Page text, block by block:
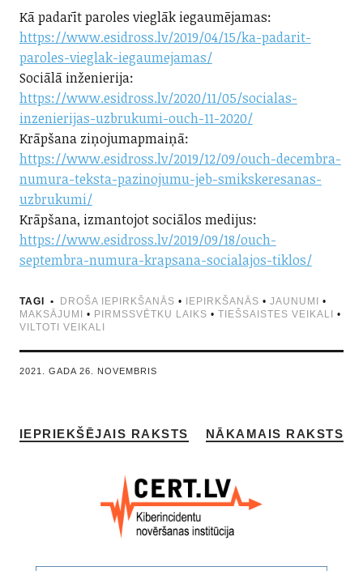
Kā padarīt paroles vieglāk iegaumējamas:
https://www.esidross.lv/2019/04/15/ka-padarit-
paroles-vieglak-iegaumejamas/
Sociālā inženierija:
https://www.esidross.lv/2020/11/05/socialas-
inzenierijas-uzbrukumi-ouch-11-2020/
Krāpšana ziņojumapmaiņā:
https://www.esidross.lv/2019/12/09/ouch-decembra-
numura-teksta-pazinojumu-jeb-smikskeresanas-
uzbrukumi/
Krāpšana, izmantojot sociālos medijus:
https://www.esidross.lv/2019/09/18/ouch-
septembra-numura-krapsana-socialajos-tiklos/
TAGI DROŠA IEPIRKŠANĀS • IEPIRKŠANĀS • JAUNUMI
•
MAKSĀJUMI
• PIRMSSVĒTKU LAIKS • TIEŠSAISTES VEIKALI
•
VILTOTI VEIKALI
2021. GADA 26. NOVEMBRIS
IEPRIEKŠĒJAIS RAKSTS NĀKAMAIS RAKSTS